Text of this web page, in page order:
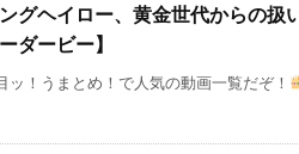
ングヘイロー、黄金世代からの
ダービー】
ッ！うまとめ！で人気の動画一覧だぞ！